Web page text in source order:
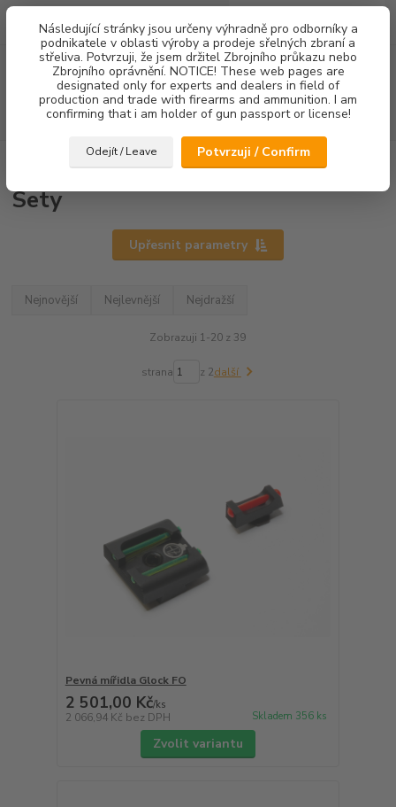
Následující stránky jsou určeny výhradně pro odborníky a
podnikatele v oblasti výroby a prodeje sřelných zbraní a
střeliva. Potvrzuji, že jsem držitel Zbrojního průkazu nebo
Zbrojního oprávnění. NOTICE! These web pages are
designated only for experts and dealers in field of
production and trade with firearms and ammunition. I am
confirming that i am holder of gun passport or license!
Odejít / Leave Potvrzuji / Confirm
Menu
Hledat
za0,00 Kč
CZ75/CZ85 Sety
Sety
Upřesnit parametry
Nejnovější Nejlevnější Nejdražší
Zobrazuji 1-20 z 39
strana z 2další
Pevná mířidla Glock FO
2 501,00 Kč/ks
2 066,94 Kč bez DPH Skladem 356 ks
Zvolit variantu